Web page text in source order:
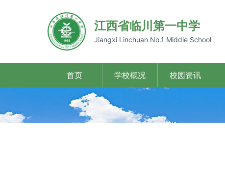
江西省临川第一中学
Jiangxi Linchuan No.1 Middle School
首页 学校概况 校园资讯